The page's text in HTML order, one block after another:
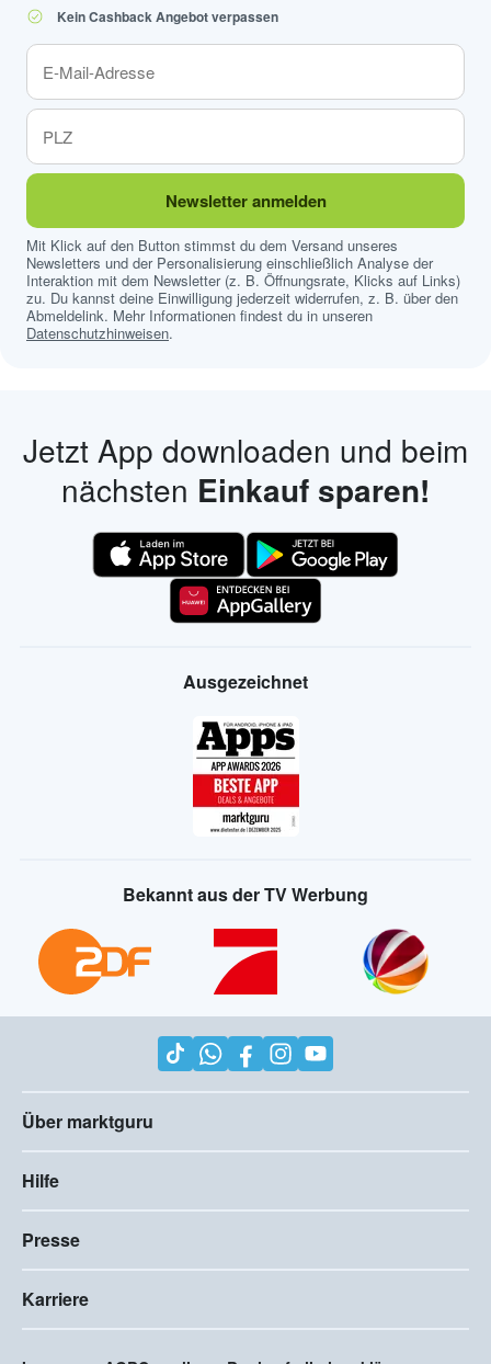
Kein Cashback Angebot verpassen
Newsletter anmelden
Mit Klick auf den Button stimmst du dem Versand unseres
Newsletters und der Personalisierung einschließlich Analyse der
Interaktion mit dem Newsletter (z. B. Öffnungsrate, Klicks auf Links)
zu. Du kannst deine Einwilligung jederzeit widerrufen, z. B. über den
Abmeldelink. Mehr Informationen findest du in unseren
Datenschutzhinweisen.
Jetzt App downloaden und beim
nächsten Einkauf sparen!
Ausgezeichnet
Bekannt aus der TV Werbung
Über marktguru
Hilfe
Presse
Karriere